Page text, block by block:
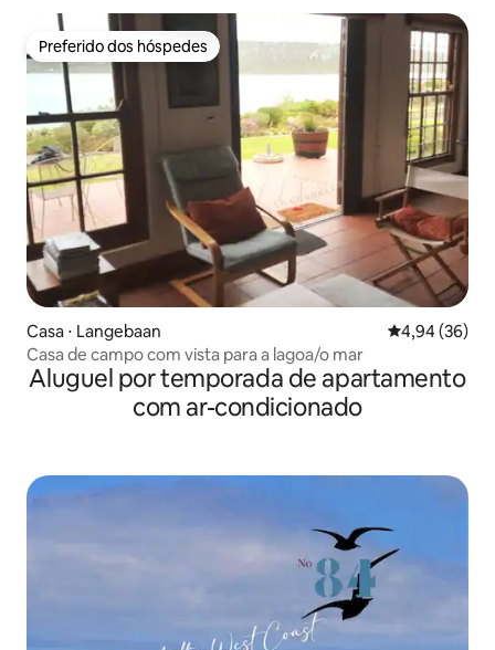
Preferido dos hóspedes
Preferido dos hóspedes
Casa ⋅ Langebaan 4,94 de uma
4,94 (36)
Casa de campo com vista para a lagoa/o mar
Aluguel por temporada de apartamento
com ar-condicionado